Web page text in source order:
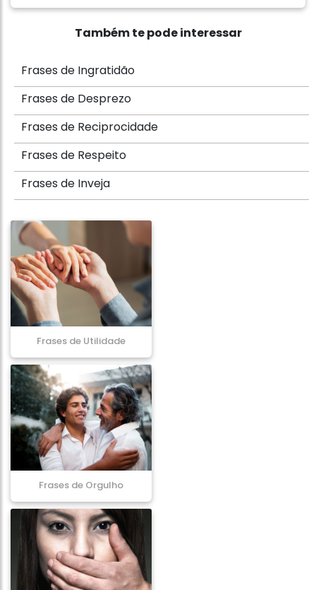
Também te pode interessar
Frases de Ingratidão
Frases de Desprezo
Frases de Reciprocidade
Frases de Respeito
Frases de Inveja
Frases de Utilidade
Frases de Orgulho